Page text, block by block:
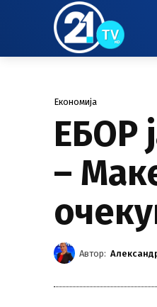
Економија
ЕБОР
–
Автор: